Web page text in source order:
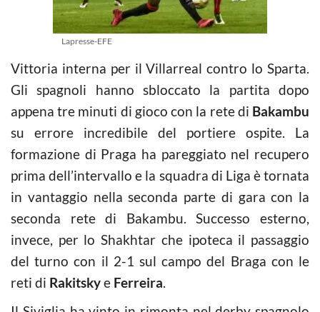
Lapresse-EFE
Vittoria interna per il Villarreal contro lo Sparta.
Gli spagnoli hanno sbloccato la partita dopo
appena tre minuti di gioco con la rete di Bakambu
su errore incredibile del portiere ospite. La
formazione di Praga ha pareggiato nel recupero
prima dell’intervallo e la squadra di Liga è tornata
in vantaggio nella seconda parte di gara con la
seconda rete di Bakambu. Successo esterno,
invece, per lo Shakhtar che ipoteca il passaggio
del turno con il 2-1 sul campo del Braga con le
reti di Rakitskye Ferreira.